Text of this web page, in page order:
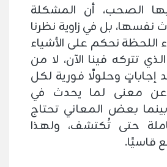
الصحب، أن المشكلة
نفسها، بل في زاوية نظرنا
اللحظة نحكم على الأشياء
تتركه فينا الآن، لا من
إجاباتٍ وحلولًا فورية لكل
معنى لما يحدث في
بعض المعاني تحتاج
حتى تُكتشف، ولهذا
قاسيًا.